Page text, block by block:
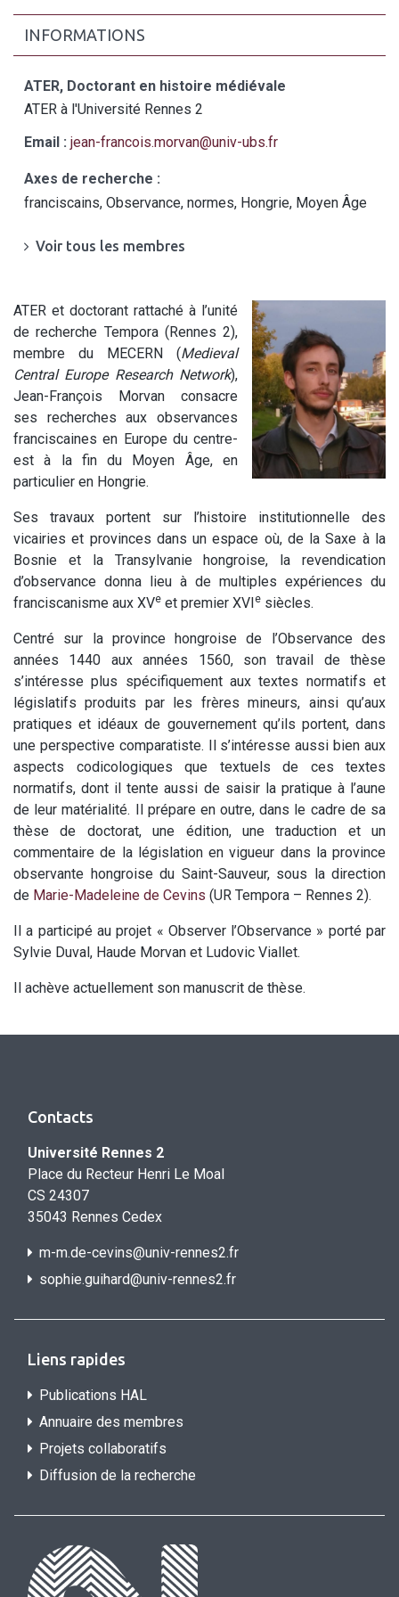
INFORMATIONS
ATER, Doctorant en histoire médiévale
ATER à l'Université Rennes 2
Email : jean-francois.morvan@univ-ubs.fr
Axes de recherche :
franciscains, Observance, normes, Hongrie, Moyen Âge
Voir tous les membres
ATER et doctorant rattaché à l’unité
de recherche Tempora (Rennes 2),
membre du MECERN (Medieval
Central Europe Research Network),
Jean-François Morvan consacre
ses recherches aux observances
franciscaines en Europe du centre-
est à la fin du Moyen Âge, en
particulier en Hongrie.
Ses travaux portent sur l’histoire institutionnelle des
vicairies et provinces dans un espace où, de la Saxe à la
Bosnie et la Transylvanie hongroise, la revendication
d’observance donna lieu à de multiples expériences du
franciscanisme aux XVe et premier XVIe siècles.
Centré sur la province hongroise de l’Observance des
années 1440 aux années 1560, son travail de thèse
s’intéresse plus spécifiquement aux textes normatifs et
législatifs produits par les frères mineurs, ainsi qu’aux
pratiques et idéaux de gouvernement qu’ils portent, dans
une perspective comparatiste. Il s’intéresse aussi bien aux
aspects codicologiques que textuels de ces textes
normatifs, dont il tente aussi de saisir la pratique à l’aune
de leur matérialité. Il prépare en outre, dans le cadre de sa
thèse de doctorat, une édition, une traduction et un
commentaire de la législation en vigueur dans la province
observante hongroise du Saint-Sauveur, sous la direction
de Marie-Madeleine de Cevins (UR Tempora – Rennes 2).
Il a participé au projet « Observer l’Observance » porté par
Sylvie Duval, Haude Morvan et Ludovic Viallet.
Il achève actuellement son manuscrit de thèse.
Contacts
Université Rennes 2
Place du Recteur Henri Le Moal
CS 24307
35043 Rennes Cedex
m-m.de-cevins@univ-rennes2.fr
sophie.guihard@univ-rennes2.fr
Liens rapides
Publications HAL
Annuaire des membres
Projets collaboratifs
Diffusion de la recherche